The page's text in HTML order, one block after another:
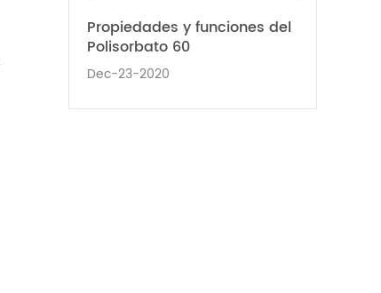
Propiedades y funciones del
Polisorbato 60
Dec-23-2020